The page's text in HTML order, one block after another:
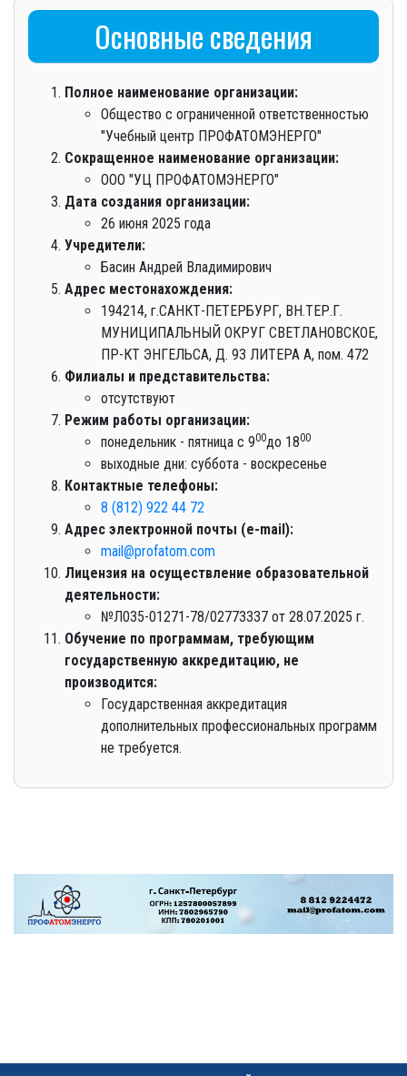
Основные сведения
Полное наименование организации:
Общество с ограниченной ответственностью
"Учебный центр ПРОФАТОМЭНЕРГО"
Сокращенное наименование организации:
ООО "УЦ ПРОФАТОМЭНЕРГО"
Дата создания организации:
26 июня 2025 года
Учредители:
Басин Андрей Владимирович
Адрес местонахождения:
194214, г.САНКТ-ПЕТЕРБУРГ, ВН.ТЕР.Г.
МУНИЦИПАЛЬНЫЙ ОКРУГ СВЕТЛАНОВСКОЕ,
ПР-КТ ЭНГЕЛЬСА, Д. 93 ЛИТЕРА А, пом. 472
Филиалы и представительства:
отсутствуют
Режим работы организации:
понедельник - пятница с 900до 1800
выходные дни: суббота - воскресенье
Контактные телефоны:
8 (812) 922 44 72
Адрес электронной почты (e-mail):
mail@profatom.com
Лицензия на осуществление образовательной
деятельности:
№Л035-01271-78/02773337 от 28.07.2025 г.
Обучение по программам, требующим
государственную аккредитацию, не
производится:
Государственная аккредитация
дополнительных профессиональных программ
не требуется.